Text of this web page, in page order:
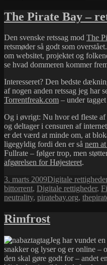
lære
nyt
The Pirate Bay –
Den svenske retssag mod The
retsmøder så godt som
om websitet, projektet og
se hvad dommeren kommer
Interesseret? Den bedste
af nogen anden retssag jeg har
Torrentfreak.com – under
Og i øvrigt: Nu hvor ed fleste af
og deltager i censuren af
er det værd at minde om, at
ligegyldig fordi den er så nem
Fullrate – følger trop, men
afgørelsen for Højesteret.
Udgivet
i
3. marts 2009Kategorier
Digitale rettigheder
bittorrent, Digitale rettigheder,
neutrality, piratebay.org,
Rimfrost
Jeg har vundet
snakker og lyser og er online –
den skal gøre godt for – andet